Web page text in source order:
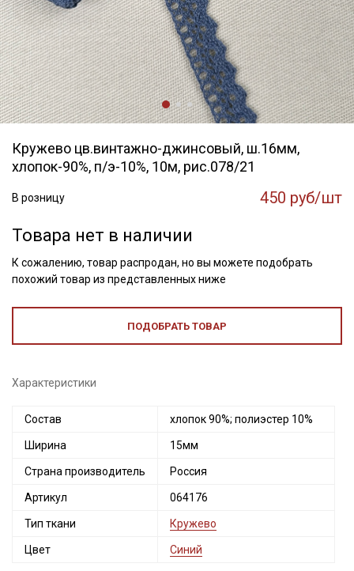
Кружево цв.винтажно-джинсовый, ш.16мм,
хлопок-90%, п/э-10%, 10м, рис.078/21
В розницу 450 руб/шт
Товара нет в наличии
К сожалению, товар распродан, но вы можете подобрать
похожий товар из представленных ниже
ПОДОБРАТЬ ТОВАР
Характеристики
Состав хлопок 90%; полиэстер 10%
Ширина 15мм
Страна производитель Россия
Артикул 064176
Тип ткани Кружево
Цвет Синий